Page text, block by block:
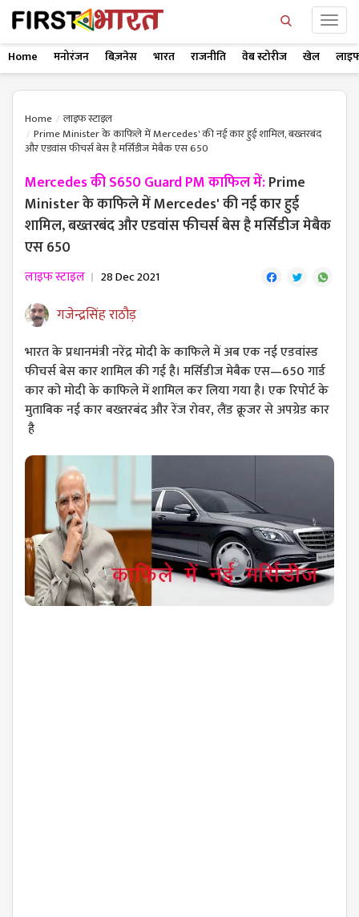
Home मनोरंजन बिज़नेस भारत राजनीति वेब स्टोरीज खेल
Home
लाइफ स्टाइल
Prime Minister के काफिले में Mercedes' की नई कार हुई शामिल, बख्तरबंद
और एडवांस फीचर्स बेस है मर्सिडीज मेबैक एस 650
Mercedes की S650 Guard PM काफिल में:Prime
Minister के काफिले में Mercedes' की नई कार हुई
शामिल, बख्तरबंद और एडवांस फीचर्स बेस है मर्सिडीज मेबैक
एस 650
लाइफ स्टाइल 28 Dec 2021
गजेन्द्रसिंह राठौड़
भारत के प्रधानमंत्री नरेंद्र मोदी के काफिले में अब एक नई एडवांस्ड
फीचर्स बेस कार शामिल की गई है। मर्सिडीज मेबैक एस—650 गार्ड
कार को मोदी के काफिले में शामिल कर लिया गया है। एक रिपोर्ट के
मुताबिक नई कार बख्तरबंद और रेंज रोवर, लैंड क्रूजर से अपग्रेड कार
है